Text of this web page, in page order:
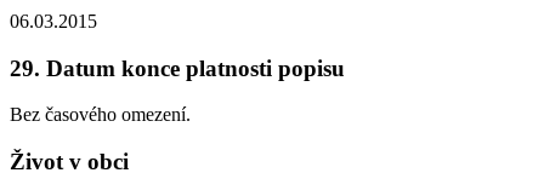
06.03.2015
29. Datum konce platnosti popisu
Bez časového omezení.
Život v obci